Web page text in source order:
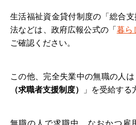
生活福祉資金貸付制度の「総合
法などは、政府広報公式の「暮ら
ご確認ください。
この他、完全失業中の無職の人は
（求職者支援制度）
」を受給する